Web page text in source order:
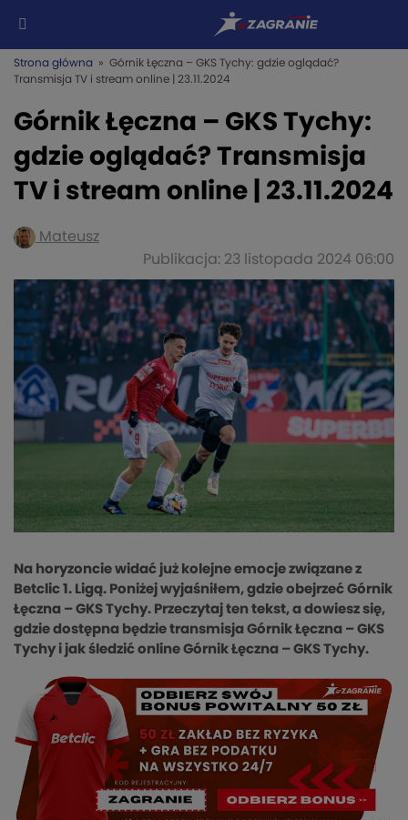
Strona główna » Górnik Łęczna – GKS Tychy: gdzie oglądać?
Transmisja TV i stream online | 23.11.2024
Górnik Łęczna – GKS Tychy:
gdzie oglądać? Transmisja
TV i stream online | 23.11.2024
Mateusz
Publikacja: 23 listopada 2024 06:00
Na horyzoncie widać już kolejne emocje związane z
Betclic 1. Ligą. Poniżej wyjaśniłem, gdzie obejrzeć Górnik
Łęczna – GKS Tychy. Przeczytaj ten tekst, a dowiesz się,
gdzie dostępna będzie transmisja Górnik Łęczna – GKS
Tychy i jak śledzić online Górnik Łęczna – GKS Tychy.